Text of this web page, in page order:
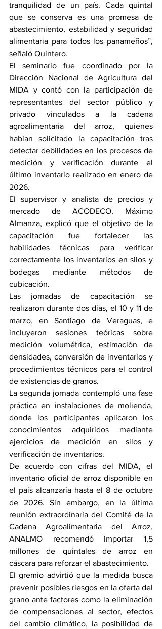
tranquilidad de un país. Cada quintal
que se conserva es una promesa de
abastecimiento, estabilidad y seguridad
alimentaria para todos los panameños”,
señaló Quintero.
El seminario fue coordinado por la
Dirección Nacional de Agricultura del
MIDA y contó con la participación de
representantes del sector público y
privado vinculados a la cadena
agroalimentaria del arroz, quienes
habían solicitado la capacitación tras
detectar debilidades en los procesos de
medición y verificación durante el
último inventario realizado en enero de
2026.
El supervisor y analista de precios y
mercado de ACODECO, Máximo
Almanza, explicó que el objetivo de la
capacitación fue fortalecer las
habilidades técnicas para verificar
correctamente los inventarios en silos y
bodegas mediante métodos de
cubicación.
Las jornadas de capacitación se
realizaron durante dos días, el 10 y 11 de
marzo, en Santiago de Veraguas, e
incluyeron sesiones teóricas sobre
medición volumétrica, estimación de
densidades, conversión de inventarios y
procedimientos técnicos para el control
de existencias de granos.
La segunda jornada contempló una fase
práctica en instalaciones de molienda,
donde los participantes aplicaron los
conocimientos adquiridos mediante
ejercicios de medición en silos y
verificación de inventarios.
De acuerdo con cifras del MIDA, el
inventario oficial de arroz disponible en
el país alcanzaría hasta el 8 de octubre
de 2026. Sin embargo, en la última
reunión extraordinaria del Comité de la
Cadena Agroalimentaria del Arroz,
ANALMO recomendó importar 1,5
millones de quintales de arroz en
cáscara para reforzar el abastecimiento.
El gremio advirtió que la medida busca
prevenir posibles riesgos en la oferta del
grano ante factores como la eliminación
de compensaciones al sector, efectos
del cambio climático, la posibilidad de